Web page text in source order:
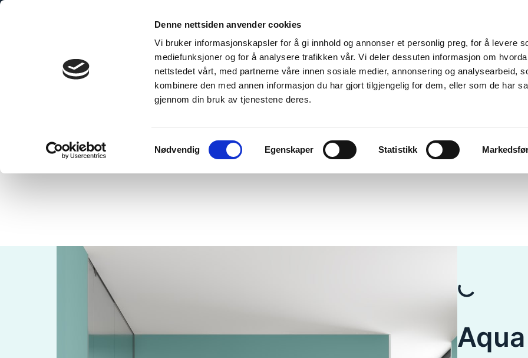
Denne nettsiden anvender cookies
Vi bruker informasjonskapsler for å gi innhold og annonser et personlig preg, for å levere
mediefunksjoner og for å analysere trafikken vår. Vi deler dessuten informasjon om
nettstedet vårt, med partnerne våre innen sosiale medier, annonsering og analysearbeid,
kombinere den med annen informasjon du har gjort tilgjengelig for dem, eller som de har
gjennom din bruk av tjenestene deres.
Samtykkevalg
Nødvendig Egenskaper Statistikk
Skip